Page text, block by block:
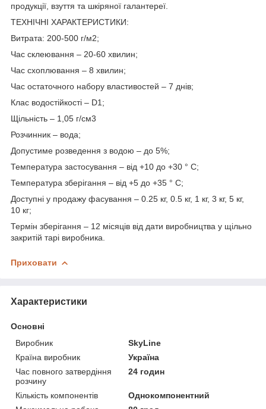
продукції, взуття та шкіряної галантереї.
ТЕХНІЧНІ ХАРАКТЕРИСТИКИ:
Витрата: 200-500 г/м2;
Час склеювання – 20-60 хвилин;
Час схоплювання – 8 хвилин;
Час остаточного набору властивостей – 7 днів;
Клас водостійкості – D1;
Щільність – 1,05 г/см3
Розчинник – вода;
Допустиме розведення з водою – до 5%;
Температура застосування – від +10 до +30 ° С;
Температура зберігання – від +5 до +35 ° С;
Доступні у продажу фасування – 0.25 кг, 0.5 кг, 1 кг, 3 кг, 5 кг,
10 кг;
Термін зберігання – 12 місяців від дати виробництва у щільно
закритій тарі виробника.
Приховати
Характеристики
Основні
Виробник
SkyLine
Країна виробник
Україна
Час повного затвердіння
розчину
24 годин
Кількість компонентів
Однокомпонентний